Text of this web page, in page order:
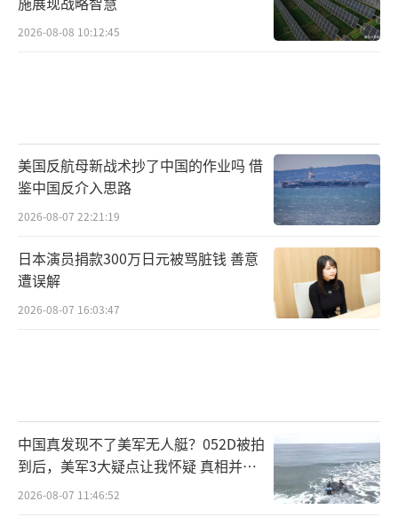
2026-08-08 10:12:45
美国反航母新战术抄了中国的作业吗 借
鉴中国反介入思路
2026-08-07 22:21:19
日本演员捐款300万日元被骂脏钱 善意
遭误解
2026-08-07 16:03:47
中国真发现不了美军无人艇？052D被拍
到后，美军3大疑点让我怀疑 真相并非
如此
2026-08-07 11:46:52